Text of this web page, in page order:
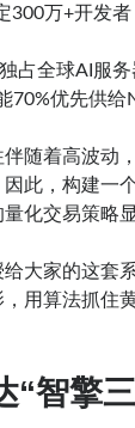
300万+开发
占全球AI服务
70%优先供给
随着高波动
此，构建一
化交易策略
大家的这套
用算法抓住
“智擎